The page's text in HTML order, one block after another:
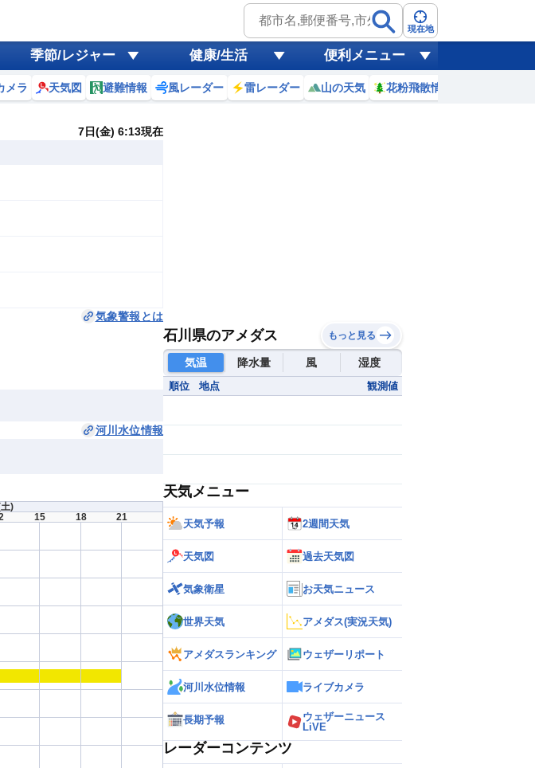
現在地
季節/レジャー 健康/生活 便利メニュー
メラ 天気図 避難情報 風レーダー 雷レーダー 山の天気 花粉飛散情報
7日(金) 6:13現在
気象警報とは
河川水位情報
)
15 18 21
石川県のアメダス もっと見る
気温 降水量 風 湿度
順位 地点 観測値
天気メニュー
天気予報 2週間天気
天気図 過去天気図
気象衛星 お天気ニュース
世界天気 アメダス(実況天気)
アメダスランキング ウェザーリポート
河川水位情報 ライブカメラ
長期予報
ウェザーニュース
LiVE
レーダーコンテンツ